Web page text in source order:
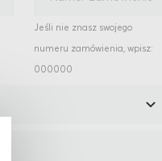
Jeśli nie znasz swojego
numeru zamówienia, wpisz:
000000